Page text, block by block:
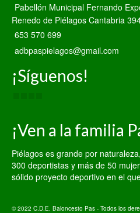
Pabellón Municipal Fernando
Renedo de Piélagos Cantabria
653 570 699
adbpaspielagos@gmail.com
¡Síguenos!
¡Ven a la familia
Piélagos es grande por
300 deportistas y más de 50
sólido proyecto deportivo en el
© 2022 C.D.E. Baloncesto Pas - Todos los